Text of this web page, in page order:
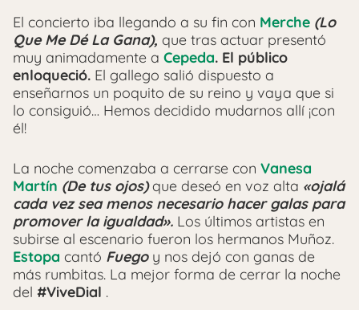
El concierto iba llegando a su fin con Merche (Lo
Que Me Dé La Gana), que tras actuar presentó
muy animadamente a Cepeda. El público
enloqueció. El gallego salió dispuesto a
enseñarnos un poquito de su reino y vaya que si
lo consiguió… Hemos decidido mudarnos allí ¡con
él!
La noche comenzaba a cerrarse con Vanesa
Martín (De tus ojos)que deseó en voz alta «ojalá
cada vez sea menos necesario hacer galas para
promover la igualdad». Los últimos artistas en
subirse al escenario fueron los hermanos Muñoz.
Estopa cantó Fuegoy nos dejó con ganas de
más rumbitas. La mejor forma de cerrar la noche
del #ViveDial .